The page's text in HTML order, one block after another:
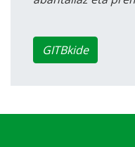
GITBkide